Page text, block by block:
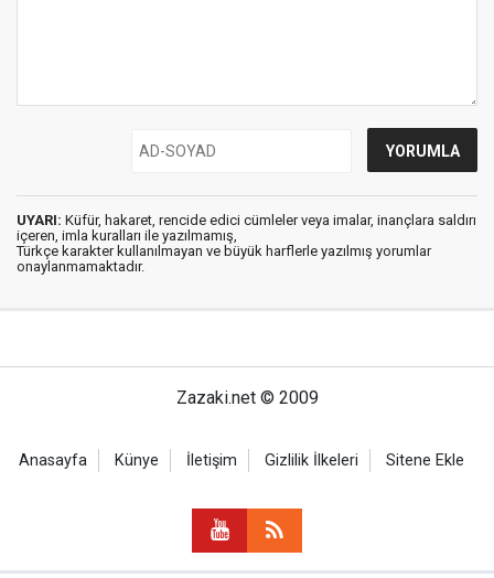
UYARI: Küfür, hakaret, rencide edici cümleler veya imalar, inançlara saldırı
içeren, imla kuralları ile yazılmamış,
Türkçe karakter kullanılmayan ve büyük harflerle yazılmış yorumlar
onaylanmamaktadır.
Zazaki.net © 2009
Anasayfa Künye İletişim Gizlilik İlkeleri Sitene Ekle